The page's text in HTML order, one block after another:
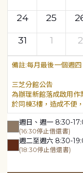
24
25
31
1 2
每月最後一個週
三芝分館公告
為辦理新館落成啟用作
於同棟3樓，造成不便
週日、週一 8:30-
(16:30停止借還書)
週二至週六 8:30-
(18:30停止借還書)